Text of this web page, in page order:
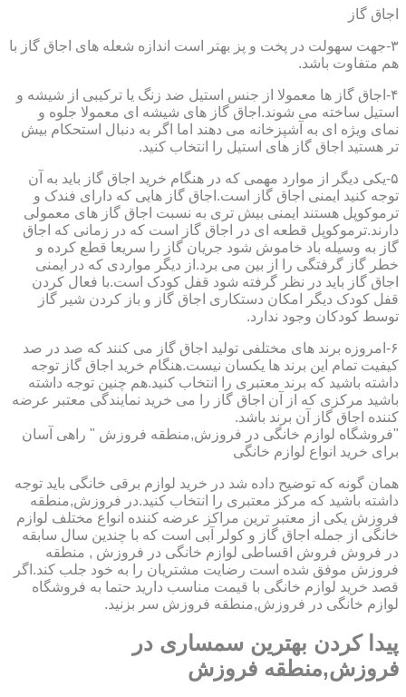
اجاق گاز
۳-جهت سهولت در پخت و پز بهتر است اندازه شعله های اجاق گاز با
هم متفاوت باشد.
۴-اجاق گاز ها معمولا از جنس استیل ضد زنگ یا ترکیبی از شیشه و
استیل ساخته می شوند.اجاق گاز های شیشه ای معمولا جلوه و
نمای ویژه ای به آشپزخانه می دهند اما اگر به دنبال استحکام بیش
تر هستید اجاق گاز های استیل را انتخاب کنید.
۵-یکی دیگر از موارد مهمی که در هنگام خرید اجاق گاز باید به آن
توجه کنید ایمنی اجاق گاز است.اجاق گاز هایی که دارای فندک و
ترموکوپل هستند ایمنی بیش تری به نسبت اجاق گاز های معمولی
دارند.ترموکوپل قطعه ای در اجاق گاز است که در زمانی که اجاق
گاز به وسیله باد خاموش شود جریان گاز را سریعا قطع کرده و
خطر گاز گرفتگی را از بین می برد.از دیگر مواردی که در ایمنی
اجاق گاز باید در نظر گرفته شود قفل کودک است.با فعال کردن
قفل کودک دیگر امکان دستکاری اجاق گاز و باز کردن شیر گاز
توسط کودکان وجود ندارد.
۶-امروزه برند های مختلفی تولید اجاق گاز می کنند که صد در صد
کیفیت تمام این برند ها یکسان نیست.هنگام خرید اجاق گاز توجه
داشته باشید که برند معتبری را انتخاب کنید.هم چنین توجه داشته
باشید مرکزی که از آن اجاق گاز را می خرید نمایندگی معتبر عرضه
کننده اجاق گاز آن برند باشد.
"فروشگاه لوازم خانگی در فروزش,منطقه فروزش " راهی آسان
برای خرید انواع لوازم خانگی
همان گونه که توضیح داده شد در خرید لوازم برقی خانگی باید توجه
داشته باشید که مرکز معتبری را انتخاب کنید.در فروزش,منطقه
فروزش یکی از معتبر ترین مراکز عرضه کننده انواع مختلف لوازم
خانگی از جمله اجاق گاز و کولر آبی است که با چندین سال سابقه
در فروش فروش اقساطی لوازم خانگی در فروزش , منطقه
فروزش موفق شده است رضایت مشتریان را به خود جلب کند.اگر
قصد خرید لوازم خانگی با قیمت مناسب دارید حتما به فروشگاه
لوازم خانگی در فروزش,منطقه فروزش سر بزنید.
پیدا کردن بهترین سمساری در
فروزش,منطقه فروزش